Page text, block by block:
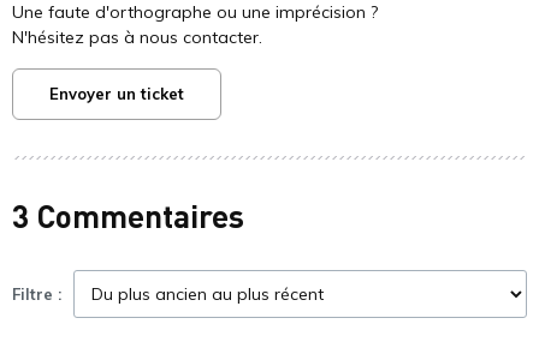
Une faute d'orthographe ou une imprécision ?
N'hésitez pas à nous contacter.
Envoyer un ticket
3 Commentaires
Filtre :